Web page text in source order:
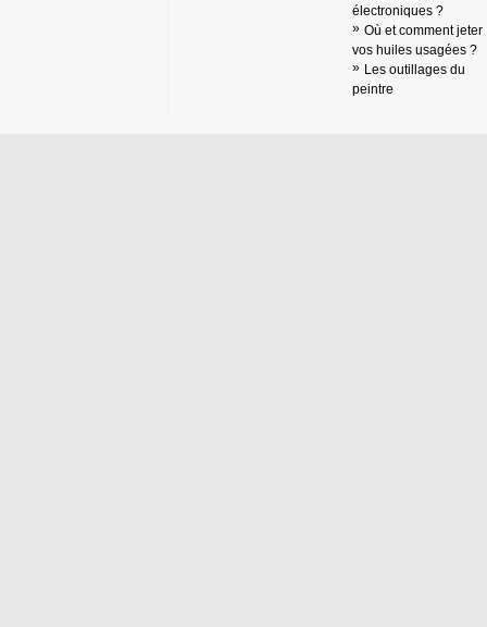
électroniques ?
Où et comment jeter
vos huiles usagées ?
Les outillages du
peintre